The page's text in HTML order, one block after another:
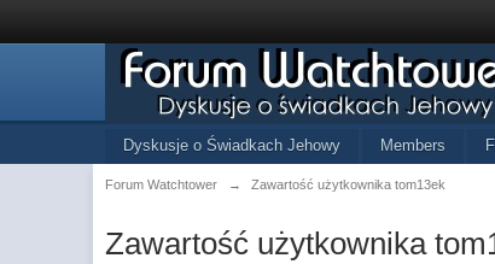
Dyskusje o Świadkach Jehowy Members
Forum Watchtower → Zawartość użytkownika tom13ek
Zawartość użytkownika